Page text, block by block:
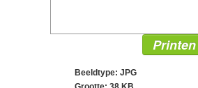
Printen
Beeldtype: JPG